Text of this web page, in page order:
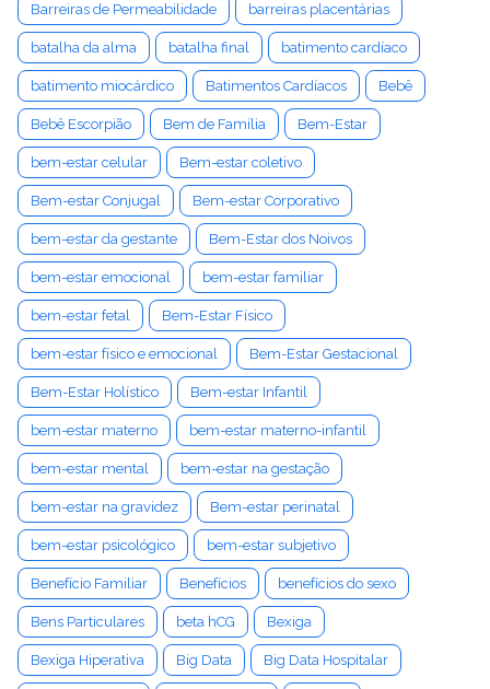
Barreiras de Permeabilidade barreiras placentárias
batalha da alma batalha final batimento cardíaco
batimento miocárdico Batimentos Cardíacos Bebê
Bebê Escorpião Bem de Família Bem-Estar
bem-estar celular Bem-estar coletivo
Bem-estar Conjugal Bem-estar Corporativo
bem-estar da gestante Bem-Estar dos Noivos
bem-estar emocional bem-estar familiar
bem-estar fetal Bem-Estar Físico
bem-estar físico e emocional Bem-Estar Gestacional
Bem-Estar Holístico Bem-estar Infantil
bem-estar materno bem-estar materno-infantil
bem-estar mental bem-estar na gestação
bem-estar na gravidez Bem-estar perinatal
bem-estar psicológico bem-estar subjetivo
Benefício Familiar Benefícios benefícios do sexo
Bens Particulares beta hCG Bexiga
Bexiga Hiperativa Big Data Big Data Hospitalar